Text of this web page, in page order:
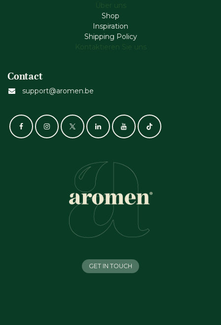
Über uns
Shop
Inspiration
Shipping Policy
Kontaktieren Sie uns
Contact
support@aromen.be
GET IN TOUCH